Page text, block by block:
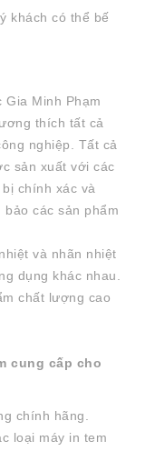
khách có thể bế
Gia Minh Phạm
thích tất cả
nghiệp. Tất cả
sản xuất với các
chính xác và
các sản phẩm
và nhãn nhiệt
dụng khác nhau.
chất lượng cao
cung cấp cho
chính hãng.
loại máy in tem